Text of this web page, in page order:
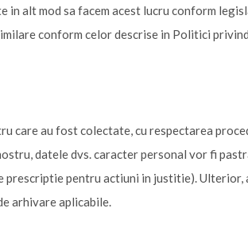
alt mod sa facem acest lucru conform
conform celor descrise in Politici
care au fost colectate, cu respectarea
datele dvs. caracter personal vor fi
pentru actiuni in justitie). Ulterior,
arhivare aplicabile.